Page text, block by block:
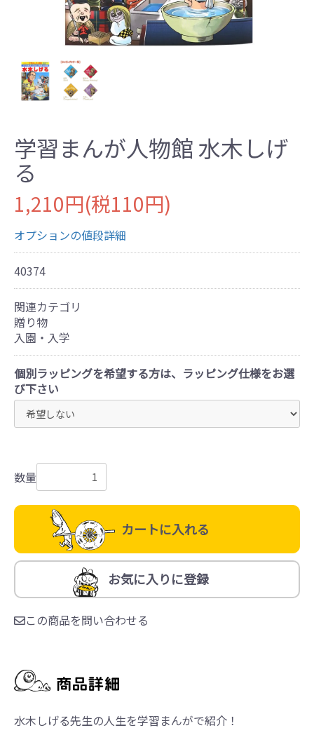
学習まんが人物館 水木しげ
る
1,210円(税110円)
オプションの値段詳細
40374
関連カテゴリ
贈り物
入園・入学
個別ラッピングを希望する方は、ラッピング仕様をお選
び下さい
数量
カートに入れる
お気に入りに登録
この商品を問い合わせる
水木しげる先生の人生を学習まんがで紹介！